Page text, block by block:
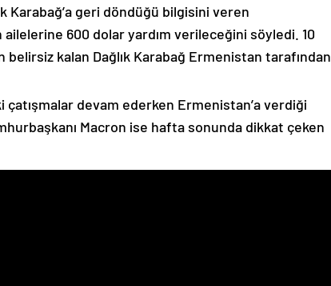
Karabağ’a geri döndüğü bilgisini veren
600 dolar yardım verileceğini söyledi. 10
belirsiz kalan Dağlık Karabağ Ermenistan tarafından
devam ederken Ermenistan’a verdiği
Macron ise hafta sonunda dikkat çeken